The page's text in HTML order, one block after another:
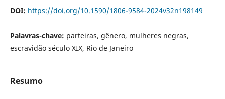
DOI: https://doi.org/10.1590/1806-9584-2024v32n198149
Palavras-chave: parteiras, gênero, mulheres negras,
escravidão século XIX, Rio de Janeiro
Resumo